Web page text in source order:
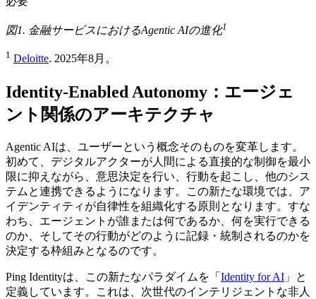
図1. 金融サービスにおけるAgentic AIの進化1
1 Deloitte. 2025年8月。
Identity-Enabled Autonomy：エージェ
ント関係のアーキテクチャ
Agentic AIは、ユーザーという概念そのものを変革します。
初めて、デジタルアクターが人間による直接的な制御を最小
限に抑えながら、意思決定を行い、行動を起こし、他のシス
テムと連携できるようになります。この新たな環境では、ア
イデンティティが自律性を組織化する原則となります。すな
わち、エージェントが誰または何であるか、何を実行できる
のか、そしてその行動がどのように記録・統制されるのかを
決定する枠組みとなるのです。
Ping Identityは、この新たなパラダイムを「 Identity for AI 」と
定義しています。これは、次世代のインテリジェントな非人